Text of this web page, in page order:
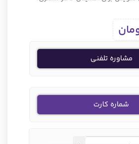
مشاوره تلفنی
شماره کارت